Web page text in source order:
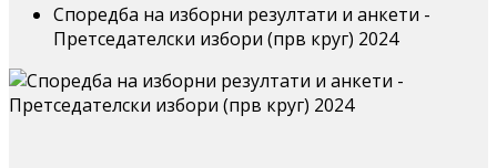
Споредба на изборни резултати и анкети -
Претседателски избори (прв круг) 2024